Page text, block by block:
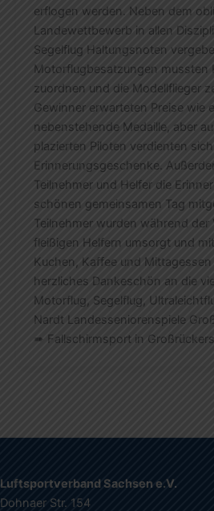
erflogen werden. Neben dem
Landewettbewerb in allen
Segelflug Haltungsnoten
Motorflugbesatzungen mussten
zuordnen und die Modellflieger
Gewinner erwarteten Preise wie
nebenstehende Medaille, aber
plazierten Piloten verdienten
Erinnerungsgeschenke.
Teilnehmer und Helfer die
schönen gemeinsamen Tag
Teilnehmer wurden während der
fleißigen Helfern umsorgt und
Kuchen, Kaffee und
herzliches Dankeschön an die
Motorflug, Segelflug,
Nardt Landesseniorenspiele
➠ Fallschirmsport in
Luftsportverband Sachsen e.V.
Dohnaer Str. 154